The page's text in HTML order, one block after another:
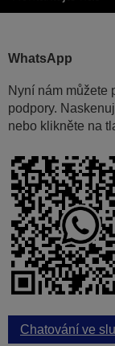
WhatsApp
Nyní nám můžete
podpory.
nebo klikněte na
Chatování ve